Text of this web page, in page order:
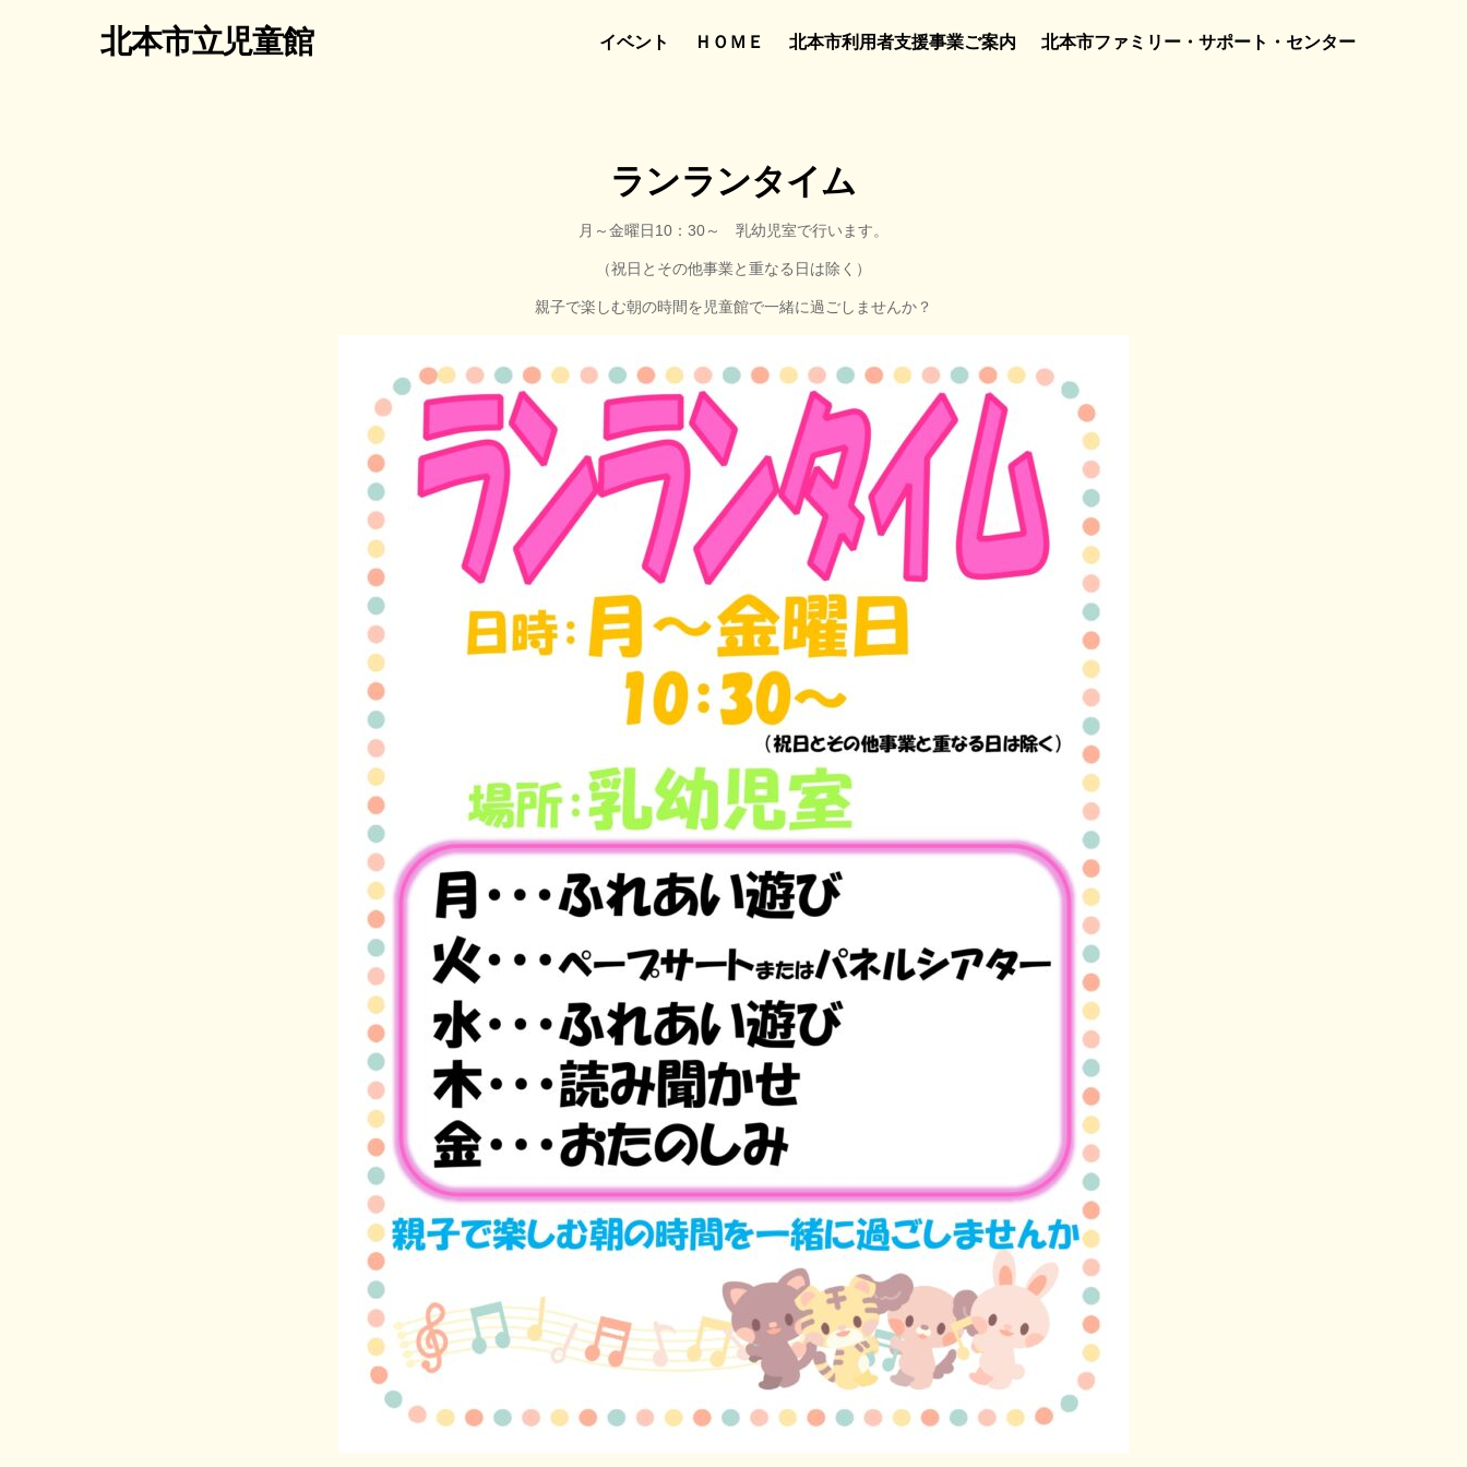
北本市立児童館 イベント ＨＯＭＥ 北本市利用者支援事業ご案内 北本市ファミリー・サポート・センター
ランランタイム
月～金曜日10：30～ 乳幼児室で行います。
（祝日とその他事業と重なる日は除く）
親子で楽しむ朝の時間を児童館で一緒に過ごしませんか？